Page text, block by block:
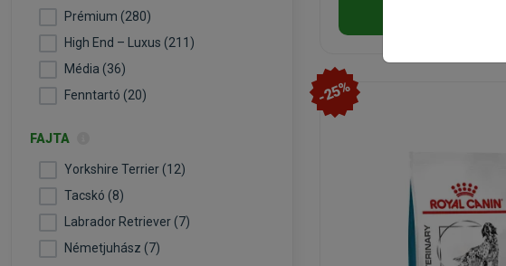
-25%
Prémium (280)
High End – Luxus (211)
Média (36)
Fenntartó (20)
FAJTA
Yorkshire Terrier (12)
Tacskó (8)
Labrador Retriever (7)
Németjuhász (7)